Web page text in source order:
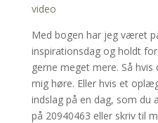
video
Med bogen har jeg været
inspirationsdag og holdt
gerne meget mere. Så
mig høre. Eller hvis et
indslag på en dag, som du
på 20940463 eller skriv til